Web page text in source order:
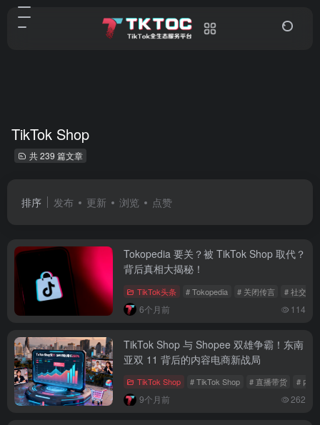
TikTok Shop
共 239 篇文章
排序 发布 更新 浏览 点赞
Tokopedia 要关？被 TikTok Shop 取代？
背后真相大揭秘！
TikTok头条 # Tokopedia # 关闭传言 # 社交媒
6个月前 114
TikTok Shop 与 Shopee 双雄争霸！东南
亚双 11 背后的内容电商新战局
TikTok Shop # TikTok Shop # 直播带货 # 内
9个月前 262